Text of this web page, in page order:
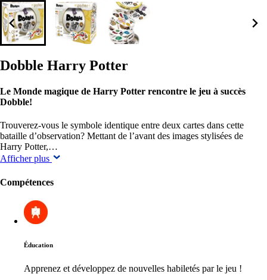
Dobble Harry Potter
Le Monde magique de Harry Potter rencontre le jeu à succès
Dobble!
Trouverez-vous le symbole identique entre deux cartes dans cette
bataille d’observation? Mettant de l’avant des images stylisées de
Harry Potter,…
Afficher plus
Compétences
Éducation
Apprenez et développez de nouvelles habiletés par le jeu !